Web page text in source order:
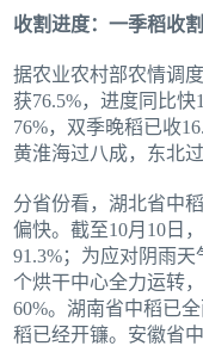
收割进度：一季稻收
据农业农村部农情调
获76.5%，进度同比
76%，双季晚稻已收
黄淮海过八成，东北
分省份看，湖北省中
偏快。截至10月10日
91.3%；为应对阴雨
个烘干中心全力运转
60%。湖南省中稻已
稻已经开镰。安徽省